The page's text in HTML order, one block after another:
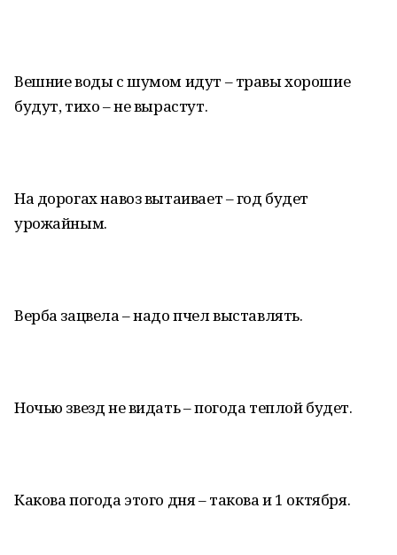
Вешние воды с шумом идут – травы хорошие
будут, тихо – не вырастут.
На дорогах навоз вытаивает – год будет
урожайным.
Верба зацвела – надо пчел выставлять.
Ночью звезд не видать – погода теплой будет.
Какова погода этого дня – такова и 1 октября.